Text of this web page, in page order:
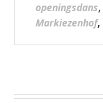
openingsdans,
Markiezenhof,